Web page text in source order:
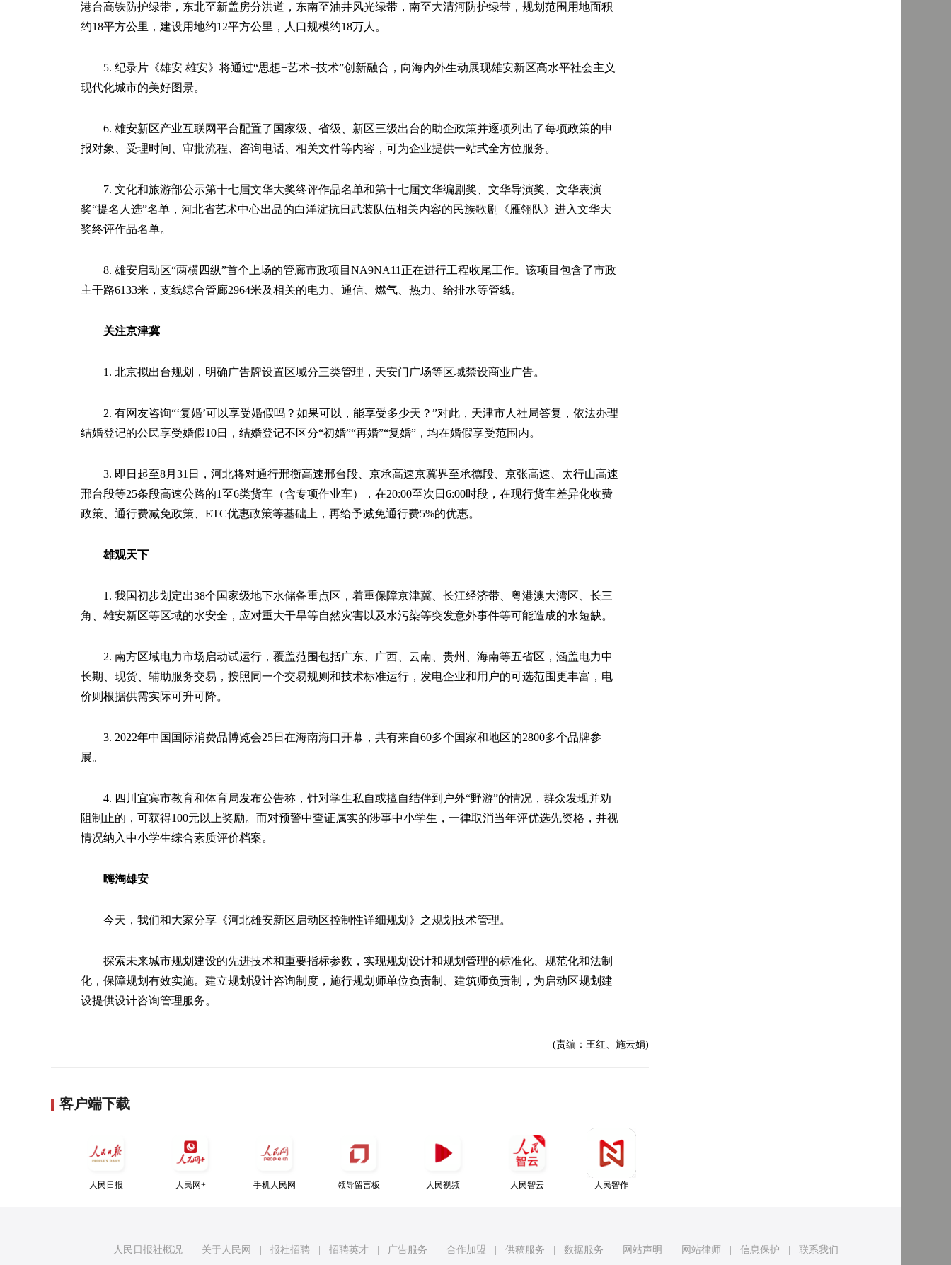
港台高铁防护绿带，东北至新盖房分洪道，东南至油井风光绿带，南至大清河防护绿带，规划范围用地面积
约18平方公里，建设用地约12平方公里，人口规模约18万人。
5. 纪录片《雄安 雄安》将通过“思想+艺术+技术”创新融合，向海内外生动展现雄安新区高水平社会主义
现代化城市的美好图景。
6. 雄安新区产业互联网平台配置了国家级、省级、新区三级出台的助企政策并逐项列出了每项政策的申
报对象、受理时间、审批流程、咨询电话、相关文件等内容，可为企业提供一站式全方位服务。
7. 文化和旅游部公示第十七届文华大奖终评作品名单和第十七届文华编剧奖、文华导演奖、文华表演
奖“提名人选”名单，河北省艺术中心出品的白洋淀抗日武装队伍相关内容的民族歌剧《雁翎队》进入文华大
奖终评作品名单。
8. 雄安启动区“两横四纵”首个上场的管廊市政项目NA9NA11正在进行工程收尾工作。该项目包含了市政
主干路6133米，支线综合管廊2964米及相关的电力、通信、燃气、热力、给排水等管线。
关注京津冀
1. 北京拟出台规划，明确广告牌设置区域分三类管理，天安门广场等区域禁设商业广告。
2. 有网友咨询“‘复婚’可以享受婚假吗？如果可以，能享受多少天？”对此，天津市人社局答复，依法办理
结婚登记的公民享受婚假10日，结婚登记不区分“初婚”“再婚”“复婚”，均在婚假享受范围内。
3. 即日起至8月31日，河北将对通行邢衡高速邢台段、京承高速京冀界至承德段、京张高速、太行山高速
邢台段等25条段高速公路的1至6类货车（含专项作业车），在20:00至次日6:00时段，在现行货车差异化收费
政策、通行费减免政策、ETC优惠政策等基础上，再给予减免通行费5%的优惠。
雄观天下
1. 我国初步划定出38个国家级地下水储备重点区，着重保障京津冀、长江经济带、粤港澳大湾区、长三
角、雄安新区等区域的水安全，应对重大干旱等自然灾害以及水污染等突发意外事件等可能造成的水短缺。
2. 南方区域电力市场启动试运行，覆盖范围包括广东、广西、云南、贵州、海南等五省区，涵盖电力中
长期、现货、辅助服务交易，按照同一个交易规则和技术标准运行，发电企业和用户的可选范围更丰富，电
价则根据供需实际可升可降。
3. 2022年中国国际消费品博览会25日在海南海口开幕，共有来自60多个国家和地区的2800多个品牌参
展。
4. 四川宜宾市教育和体育局发布公告称，针对学生私自或擅自结伴到户外“野游”的情况，群众发现并劝
阻制止的，可获得100元以上奖励。而对预警中查证属实的涉事中小学生，一律取消当年评优选先资格，并视
情况纳入中小学生综合素质评价档案。
嗨淘雄安
今天，我们和大家分享《河北雄安新区启动区控制性详细规划》之规划技术管理。
探索未来城市规划建设的先进技术和重要指标参数，实现规划设计和规划管理的标准化、规范化和法制
化，保障规划有效实施。建立规划设计咨询制度，施行规划师单位负责制、建筑师负责制，为启动区规划建
设提供设计咨询管理服务。
(责编：王红、施云娟)
客户端下载
人民日报 人民网+ 手机人民网 领导留言板 人民视频 人民智云 人民智作
人民日报社概况 关于人民网 报社招聘 招聘英才 广告服务 合作加盟 供稿服务 数据服务 网站声明 网站律师 信息保护 联系我们